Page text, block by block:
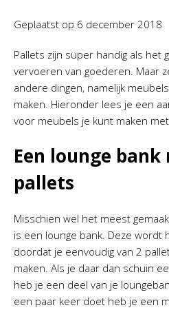
Geplaatst op 6 december 2018
Pallets zijn super handig als het
vervoeren van goederen. Maar
andere dingen, namelijk
maken. Hieronder lees je een
voor meubels je kunt maken
Een lounge
pallets
Misschien wel het meest
is een lounge bank. Deze wordt
doordat je eenvoudig van 2
maken. Als je daar dan schuin
heb je een deel van je
een paar keer doet heb je een